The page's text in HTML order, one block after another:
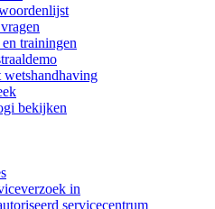
trainingen
bekijken
in
servicecentrum